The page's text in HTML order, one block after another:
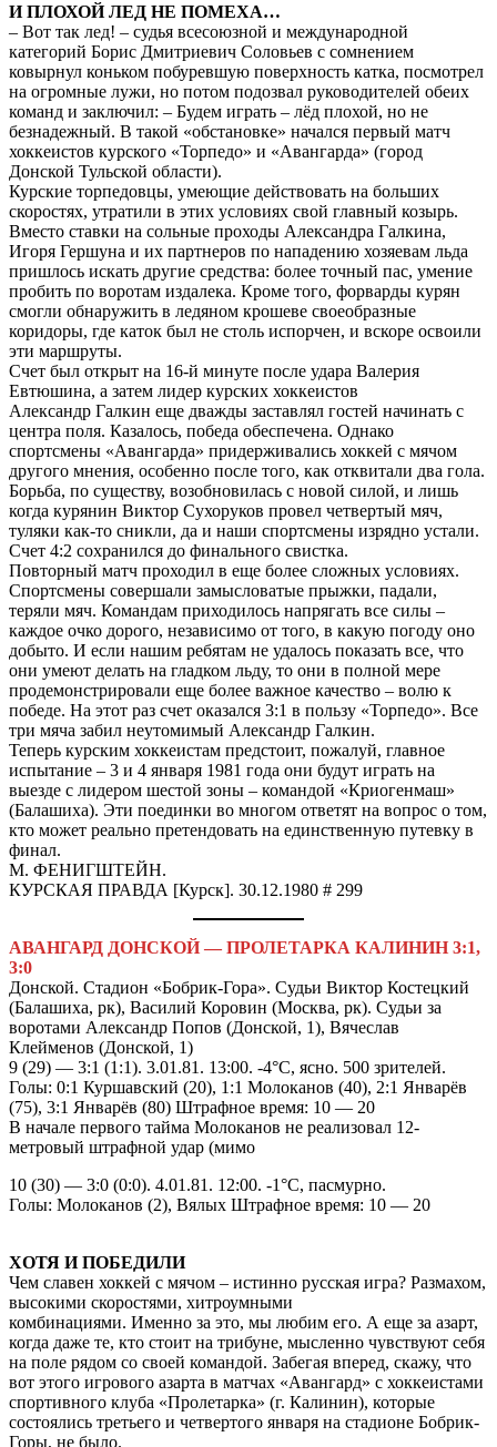
И ПЛОХОЙ ЛЕД НЕ ПОМЕХА…
– Вот так лед! – судья всесоюзной и международной
категорий Борис Дмитриевич Соловьев с сомнением
ковырнул коньком побуревшую поверхность катка, посмотрел
на огромные лужи, но потом подозвал руководителей обеих
команд и заключил: – Будем играть – лёд плохой, но не
безнадежный. В такой «обстановке» начался первый матч
хоккеистов курского «Торпедо» и «Авангарда» (город
Донской Тульской области).
Курские торпедовцы, умеющие действовать на больших
скоростях, утратили в этих условиях свой главный козырь.
Вместо ставки на сольные проходы Александра Галкина,
Игоря Гершуна и их партнеров по нападению хозяевам льда
пришлось искать другие средства: более точный пас, умение
пробить по воротам издалека. Кроме того, форварды курян
смогли обнаружить в ледяном крошеве своеобразные
коридоры, где каток был не столь испорчен, и вскоре освоили
эти маршруты.
Счет был открыт на 16-й минуте после удара Валерия
Евтюшина, а затем лидер курских хоккеистов
Александр Галкин еще дважды заставлял гостей начинать с
центра поля. Казалось, победа обеспечена. Однако
спортсмены «Авангарда» придерживались хоккей с мячом
другого мнения, особенно после того, как отквитали два гола.
Борьба, по существу, возобновилась с новой силой, и лишь
когда курянин Виктор Сухоруков провел четвертый мяч,
туляки как-то сникли, да и наши спортсмены изрядно устали.
Счет 4:2 сохранился до финального свистка.
Повторный матч проходил в еще более сложных условиях.
Спортсмены совершали замысловатые прыжки, падали,
теряли мяч. Командам приходилось напрягать все силы –
каждое очко дорого, независимо от того, в какую погоду оно
добыто. И если нашим ребятам не удалось показать все, что
они умеют делать на гладком льду, то они в полной мере
продемонстрировали еще более важное качество – волю к
победе. На этот раз счет оказался 3:1 в пользу «Торпедо». Все
три мяча забил неутомимый Александр Галкин.
Теперь курским хоккеистам предстоит, пожалуй, главное
испытание – 3 и 4 января 1981 года они будут играть на
выезде с лидером шестой зоны – командой «Криогенмаш»
(Балашиха). Эти поединки во многом ответят на вопрос о том,
кто может реально претендовать на единственную путевку в
финал.
М. ФЕНИГШТЕЙН.
КУРСКАЯ ПРАВДА [Курск]. 30.12.1980 # 299
АВАНГАРД ДОНСКОЙ — ПРОЛЕТАРКА КАЛИНИН 3:1,
3:0
Донской. Стадион «Бобрик-Гора». Судьи Виктор Костецкий
(Балашиха, рк), Василий Коровин (Москва, рк). Судьи за
воротами Александр Попов (Донской, 1), Вячеслав
Клейменов (Донской, 1)
9 (29) — 3:1 (1:1). 3.01.81. 13:00. -4°С, ясно. 500 зрителей.
Голы: 0:1 Куршавский (20), 1:1 Молоканов (40), 2:1 Январёв
(75), 3:1 Январёв (80) Штрафное время: 10 — 20
В начале первого тайма Молоканов не реализовал 12-
метровый штрафной удар (мимо
10 (30) — 3:0 (0:0). 4.01.81. 12:00. -1°С, пасмурно.
Голы: Молоканов (2), Вялых Штрафное время: 10 — 20
XОТЯ И ПОБЕДИЛИ
Чем славен хоккей с мячом – истинно русская игра? Размахом,
высокими скоростями, хитроумными
комбинациями. Именно за это, мы любим его. А еще за азарт,
когда даже те, кто стоит на трибуне, мысленно чувствуют себя
на поле рядом со своей командой. Забегая вперед, скажу, что
вот этого игрового азарта в матчах «Авангард» с хоккеистами
спортивного клуба «Пролетарка» (г. Калинин), которые
состоялись третьего и четвертого января на стадионе Бобрик-
Горы, не было.